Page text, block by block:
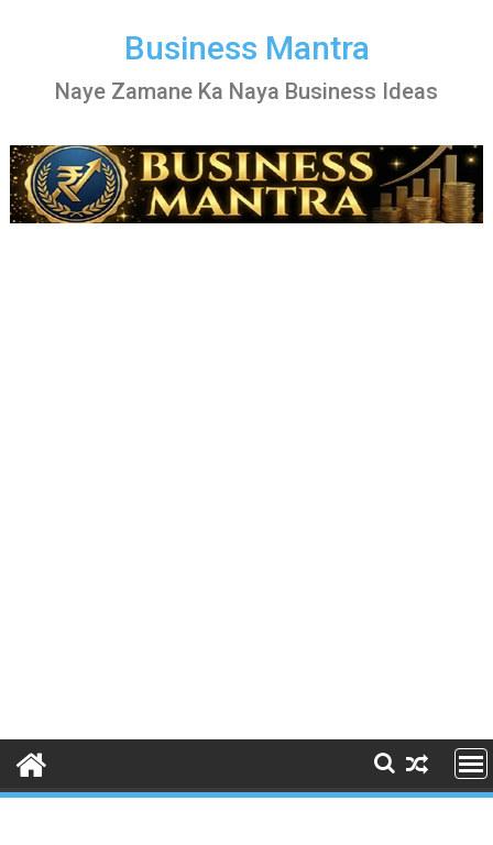
Business Mantra
Naye Zamane Ka Naya Business Ideas